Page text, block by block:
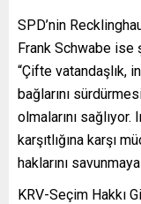
SPD’nin
Frank Schwabe ise
“Çifte vatandaşlık,
bağlarını
olmalarını
karşıtlığına karşı
haklarını
KRV-Seçim Hakkı